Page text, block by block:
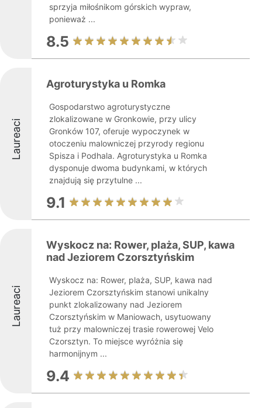
sprzyja miłośnikom górskich wypraw,
ponieważ ...
8.5
Laureaci
Agroturystyka u Romka
Gospodarstwo agroturystyczne
zlokalizowane w Gronkowie, przy ulicy
Gronków 107, oferuje wypoczynek w
otoczeniu malowniczej przyrody regionu
Spisza i Podhala. Agroturystyka u Romka
dysponuje dwoma budynkami, w których
znajdują się przytulne ...
9.1
Laureaci
Wyskocz na: Rower, plaża, SUP, kawa
nad Jeziorem Czorsztyńskim
Wyskocz na: Rower, plaża, SUP, kawa nad
Jeziorem Czorsztyńskim stanowi unikalny
punkt zlokalizowany nad Jeziorem
Czorsztyńskim w Maniowach, usytuowany
tuż przy malowniczej trasie rowerowej Velo
Czorsztyn. To miejsce wyróżnia się
harmonijnym ...
9.4